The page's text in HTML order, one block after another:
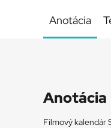
Anotácia
Anotácia
Filmový kalendár